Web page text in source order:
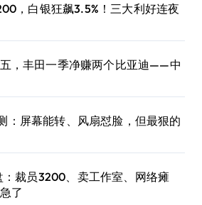
，白银狂飙3.5%！三大利好连夜
，丰田一季净赚两个比亚迪——中
：屏幕能转、风扇怼脸，但最狠的
裁员3200、卖工作室、网络瘫
了